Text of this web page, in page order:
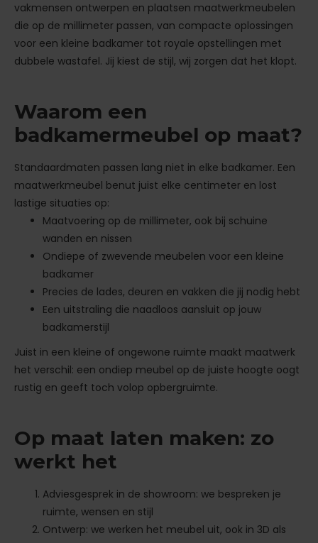
vakmensen ontwerpen en plaatsen maatwerkmeubelen
die op de millimeter passen, van compacte oplossingen
voor een kleine badkamer tot royale opstellingen met
dubbele wastafel. Jij kiest de stijl, wij zorgen dat het klopt.
Waarom een
badkamermeubel op maat?
Standaardmaten passen lang niet in elke badkamer. Een
maatwerkmeubel benut juist elke centimeter en lost
lastige situaties op:
Maatvoering op de millimeter, ook bij schuine
wanden en nissen
Ondiepe of zwevende meubelen voor een kleine
badkamer
Precies de lades, deuren en vakken die jij nodig hebt
Een uitstraling die naadloos aansluit op jouw
badkamerstijl
Juist in een kleine of ongewone ruimte maakt maatwerk
het verschil: een ondiep meubel op de juiste hoogte oogt
rustig en geeft toch volop opbergruimte.
Op maat laten maken: zo
werkt het
Adviesgesprek in de showroom: we bespreken je
ruimte, wensen en stijl
Ontwerp: we werken het meubel uit, ook in 3D als